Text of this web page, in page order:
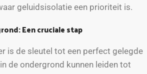
geluidsisolatie een prioriteit is.
Een cruciale stap
is de sleutel tot een perfect gelegde
de ondergrond kunnen leiden tot